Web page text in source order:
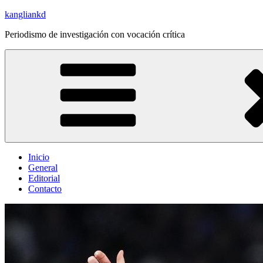
Saltar
contenido
kangliankd
Periodismo de investigación con vocación crítica
Inicio
General
Editorial
Contacto